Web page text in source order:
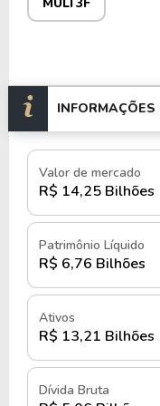
A empresa adota
Além disso, a
como complexos
e comércio,
dos locais onde
Com mais de 900
(ABL), a
B3, ocupando
imobiliário.
As ações da
tickerMULT3e
Valor de mercado
R$ 14,25 Bilhões
Patrimônio Líquido
R$ 6,76 Bilhões
Ativos
R$ 13,21 Bilhões
Dívida Bruta